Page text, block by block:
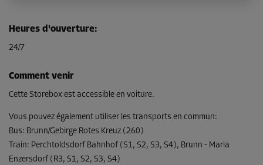
Heures d'ouverture:
24/7
Comment venir
Cette Storebox est accessible en voiture.
Vous pouvez également utiliser les transports en commun:
Bus: Brunn/Gebirge Rotes Kreuz (260)
Train: Perchtoldsdorf Bahnhof (S1, S2, S3, S4), Brunn - Maria
Enzersdorf (R3, S1, S2, S3, S4)